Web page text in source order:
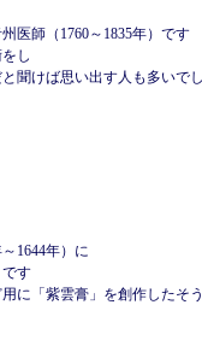
医師（1760～1835年）です
し
聞けば思い出す人も多いで
1644年）に
す
に「紫雲膏」を創作したそ